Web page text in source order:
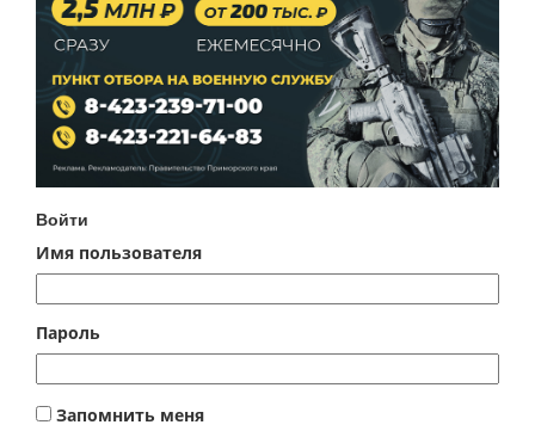
Войти
Имя пользователя
Пароль
Запомнить меня